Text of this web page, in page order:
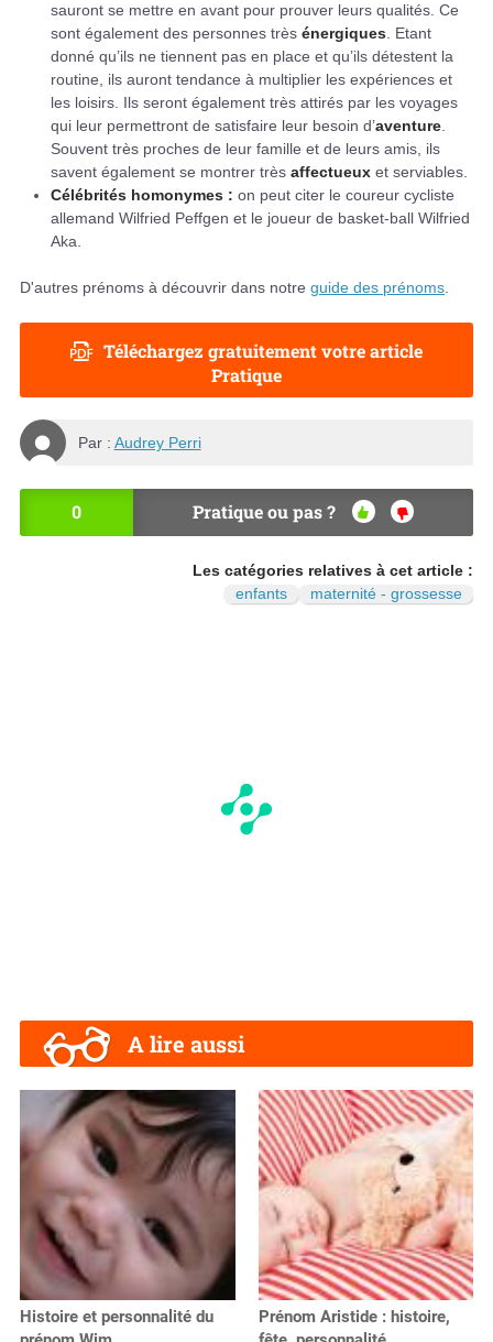
sauront se mettre en avant pour prouver leurs qualités. Ce
sont également des personnes très énergiques . Etant
donné qu’ils ne tiennent pas en place et qu’ils détestent la
routine, ils auront tendance à multiplier les expériences et
les loisirs. Ils seront également très attirés par les voyages
qui leur permettront de satisfaire leur besoin d’aventure
Souvent très proches de leur famille et de leurs amis, ils
savent également se montrer très affectueux et serviables.
Célébrités homonymes : on peut citer le coureur cycliste
allemand Wilfried Peffgen et le joueur de basket-ball Wilfried
Aka.
D'autres prénoms à découvrir dans notre guide des prénoms
Téléchargez gratuitement votre article
Pratique
Par : Audrey Perri
0 Pratique ou pas ?
OU
NO
N
Les catégories relatives à cet article :
enfants
maternité - grossesse
A lire aussi
Histoire et personnalité du
Prénom Aristide : histoire,